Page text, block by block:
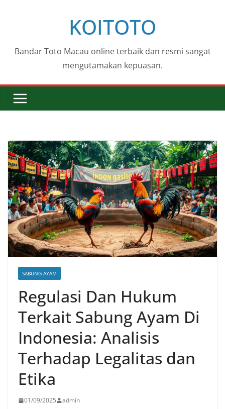
KOITOTO
Bandar Toto Macau online terbaik dan resmi sangat
mengutamakan kepuasan.
SABUNG AYAM
Regulasi Dan Hukum
Terkait Sabung Ayam Di
Indonesia: Analisis
Terhadap Legalitas dan
Etika
01/09/2025 admin